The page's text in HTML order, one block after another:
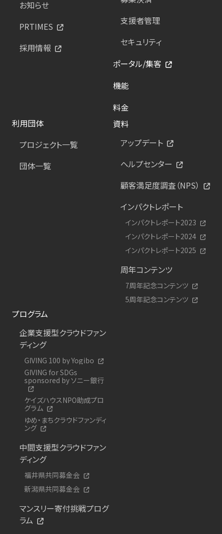
お知らせ
PRTIMES
採用情報
支援者管理
セキュリティ
ポータル/集客
機能
料金
利用団体
プロジェクト一覧
団体一覧
資料
アップデート
ヘルプセンター
顧客満足度調査（NPS）
インパクトレポート
インパクトレポート2023
インパクトレポート2024
インパクトレポート2025
周年コンテンツ
7周年記念コンテンツ
5周年記念コンテンツ
プログラム
企業支援型クラウドファン
ディング
GIVING 100 by Yogibo
GIVING for SDGs
sponsored by ソニー銀行
ケイズハウスNPO助成プロ
グラム
ゆめ・まちクラウドファンディ
ング
中間支援型クラウドファン
ディング
福井県共同募金会
新潟県共同募金会
マンスリー寄付挑戦プログ
ラム